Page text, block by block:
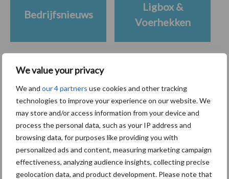
We value your privacy
We and our 4 partners use cookies and other tracking
technologies to improve your experience on our website. We
may store and/or access information from your device and
process the personal data, such as your IP address and
browsing data, for purposes like providing you with
personalized ads and content, measuring marketing campaign
effectiveness, analyzing audience insights, collecting precise
geolocation data, and product development. Please note that
Primaire
Sidebar
Recent nieuws Partner nieuws
10 aug
Tot 5 ton per wiel om
ondergrondverdichting te beperken
Bedrijfsnieuws
Ligbox &
Voerhekken
Toon meer